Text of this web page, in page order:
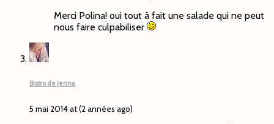
Merci Polina! oui tout à fait une salade qui ne peut
nous faire culpabiliser
Bistro de Jenna
5 mai 2014 at (2 années ago)